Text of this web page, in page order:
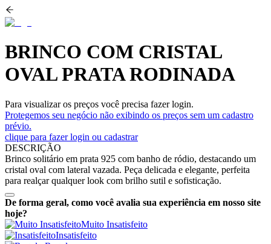
BRINCO COM CRISTAL
OVAL PRATA RODINADA
Para visualizar os preços você precisa fazer login.
Protegemos seu negócio não exibindo os preços sem um cadastro
prévio.
clique para fazer login ou cadastrar
DESCRIÇÃO
Brinco solitário em prata 925 com banho de ródio, destacando um
cristal oval com lateral vazada. Peça delicada e elegante, perfeita
para realçar qualquer look com brilho sutil e sofisticação.
De forma geral, como você avalia sua experiência em nosso site
hoje?
Muito Insatisfeito
Insatisfeito